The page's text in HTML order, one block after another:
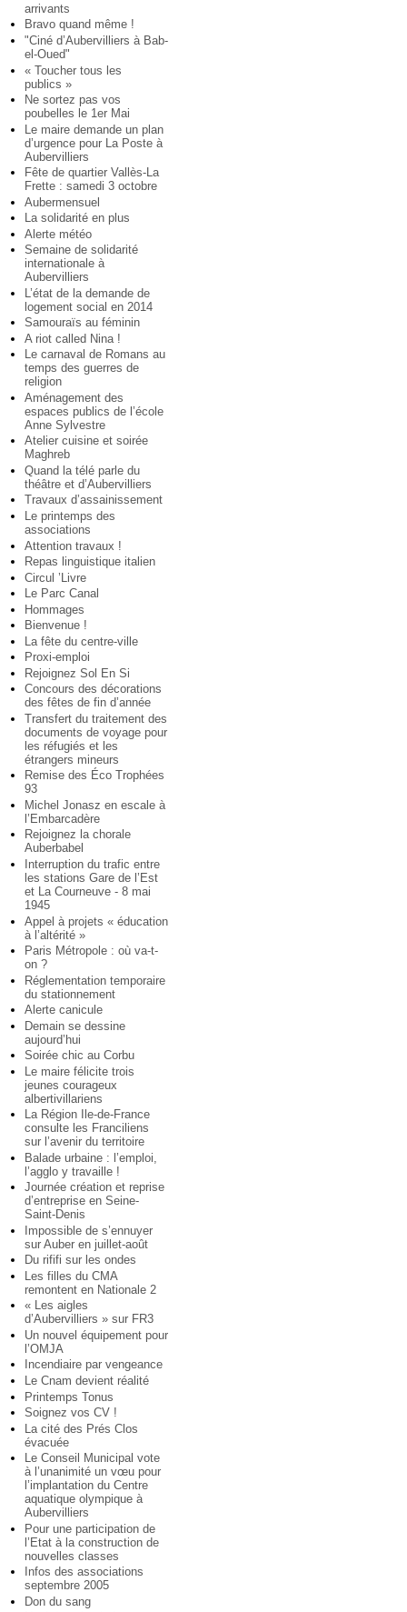
arrivants
Bravo quand même !
"Ciné d’Aubervilliers à Bab-
el-Oued"
« Toucher tous les
publics »
Ne sortez pas vos
poubelles le 1er Mai
Le maire demande un plan
d’urgence pour La Poste à
Aubervilliers
Fête de quartier Vallès-La
Frette : samedi 3 octobre
Aubermensuel
La solidarité en plus
Alerte météo
Semaine de solidarité
internationale à
Aubervilliers
L’état de la demande de
logement social en 2014
Samouraïs au féminin
A riot called Nina !
Le carnaval de Romans au
temps des guerres de
religion
Aménagement des
espaces publics de l’école
Anne Sylvestre
Atelier cuisine et soirée
Maghreb
Quand la télé parle du
théâtre et d’Aubervilliers
Travaux d’assainissement
Le printemps des
associations
Attention travaux !
Repas linguistique italien
Circul ’Livre
Le Parc Canal
Hommages
Bienvenue !
La fête du centre-ville
Proxi-emploi
Rejoignez Sol En Si
Concours des décorations
des fêtes de fin d’année
Transfert du traitement des
documents de voyage pour
les réfugiés et les
étrangers mineurs
Remise des Éco Trophées
93
Michel Jonasz en escale à
l’Embarcadère
Rejoignez la chorale
Auberbabel
Interruption du trafic entre
les stations Gare de l’Est
et La Courneuve - 8 mai
1945
Appel à projets « éducation
à l’altérité »
Paris Métropole : où va-t-
on ?
Réglementation temporaire
du stationnement
Alerte canicule
Demain se dessine
aujourd’hui
Soirée chic au Corbu
Le maire félicite trois
jeunes courageux
albertivillariens
La Région Ile-de-France
consulte les Franciliens
sur l’avenir du territoire
Balade urbaine : l’emploi,
l’agglo y travaille !
Journée création et reprise
d’entreprise en Seine-
Saint-Denis
Impossible de s’ennuyer
sur Auber en juillet-août
Du rififi sur les ondes
Les filles du CMA
remontent en Nationale 2
« Les aigles
d’Aubervilliers » sur FR3
Un nouvel équipement pour
l’OMJA
Incendiaire par vengeance
Le Cnam devient réalité
Printemps Tonus
Soignez vos CV !
La cité des Prés Clos
évacuée
Le Conseil Municipal vote
à l’unanimité un vœu pour
l’implantation du Centre
aquatique olympique à
Aubervilliers
Pour une participation de
l’Etat à la construction de
nouvelles classes
Infos des associations
septembre 2005
Don du sang